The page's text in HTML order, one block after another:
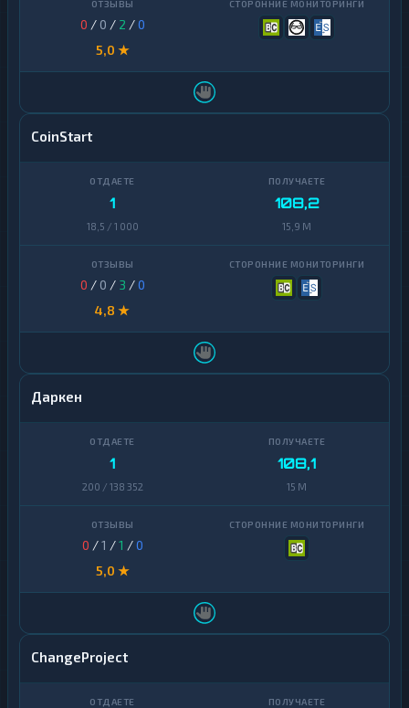
0 / 0 / 2 /0
5,0 ★
CoinStart
1
18,5 / 1 000
108,2
15,9 M
0 / 0 / 3 /0
4,8 ★
Даркен
1
200 / 138 352
108,1
15 M
0 /1 /1 /0
5,0 ★
ChangeProject